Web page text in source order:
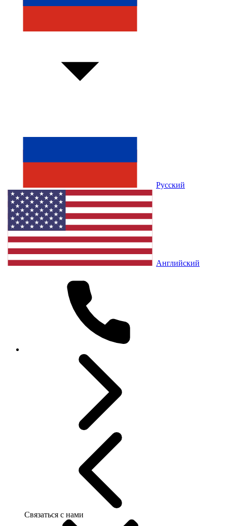
Русский
Английский
Связаться с нами